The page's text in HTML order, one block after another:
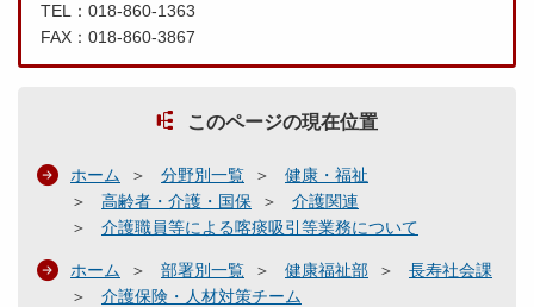
TEL：018-860-1363
FAX：018-860-3867
このページの現在位置
ホーム 分野別一覧
健康・福祉
高齢者・介護・国保
介護関連
介護職員等による喀痰吸引等業務について
ホーム 部署別一覧 健康福祉部
長寿社会課
介護保険・人材対策チーム